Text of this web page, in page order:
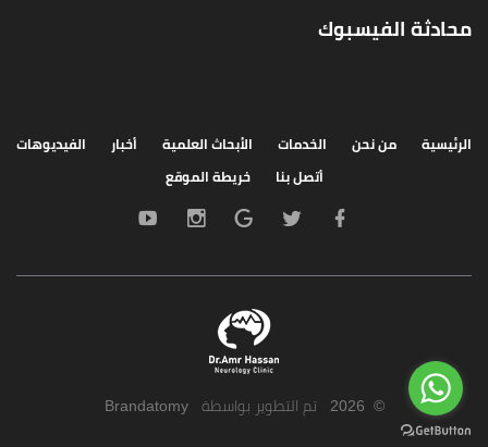
محادثة الفيسبوك
الرئيسية من نحن الخدمات الأبحاث العلمية أخبار الفيديوهات
أتصل بنا خريطة الموقع
©
2026 تم التطوير بواسطة Brandatomy